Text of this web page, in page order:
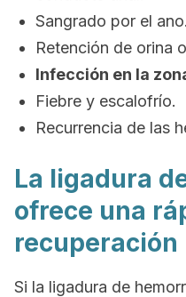
Sangrado por el ano.
Retención de orina
Infección en la
Fiebre y escalofrío.
Recurrencia de las
La ligadura
ofrece una
recuperación
Si la ligadura de